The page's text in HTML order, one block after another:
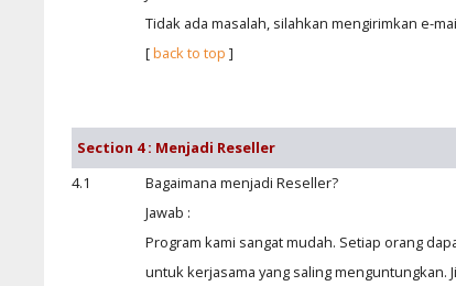
Tidak ada masalah, silahkan mengirimkan e-
[back to top ]
Section 4 : Menjadi Reseller
4.1
Bagaimana menjadi Reseller?
Jawab :
Program kami sangat mudah. Setiap orang
untuk kerjasama yang saling